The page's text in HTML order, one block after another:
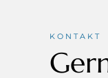
KONTAKT